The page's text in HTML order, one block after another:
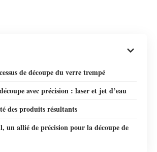
de découpe du verre trempé
avec précision : laser et jet d’eau
des produits résultants
un allié de précision pour la découpe de